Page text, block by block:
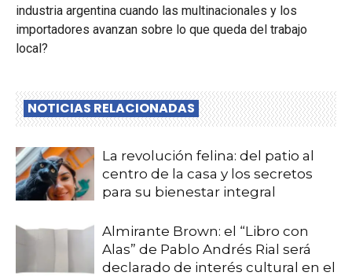
industria argentina cuando las multinacionales y los
importadores avanzan sobre lo que queda del trabajo
local?
NOTICIAS RELACIONADAS
La revolución felina: del patio al
centro de la casa y los secretos
para su bienestar integral
Almirante Brown: el “Libro con
Alas” de Pablo Andrés Rial será
declarado de interés cultural en el